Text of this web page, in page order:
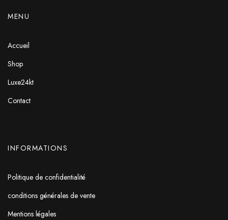
MENU
Accueil
Shop
Luxe24kt
Contact
INFORMATIONS
Politique de confidentialité
conditions générales de vente
Mentions légales